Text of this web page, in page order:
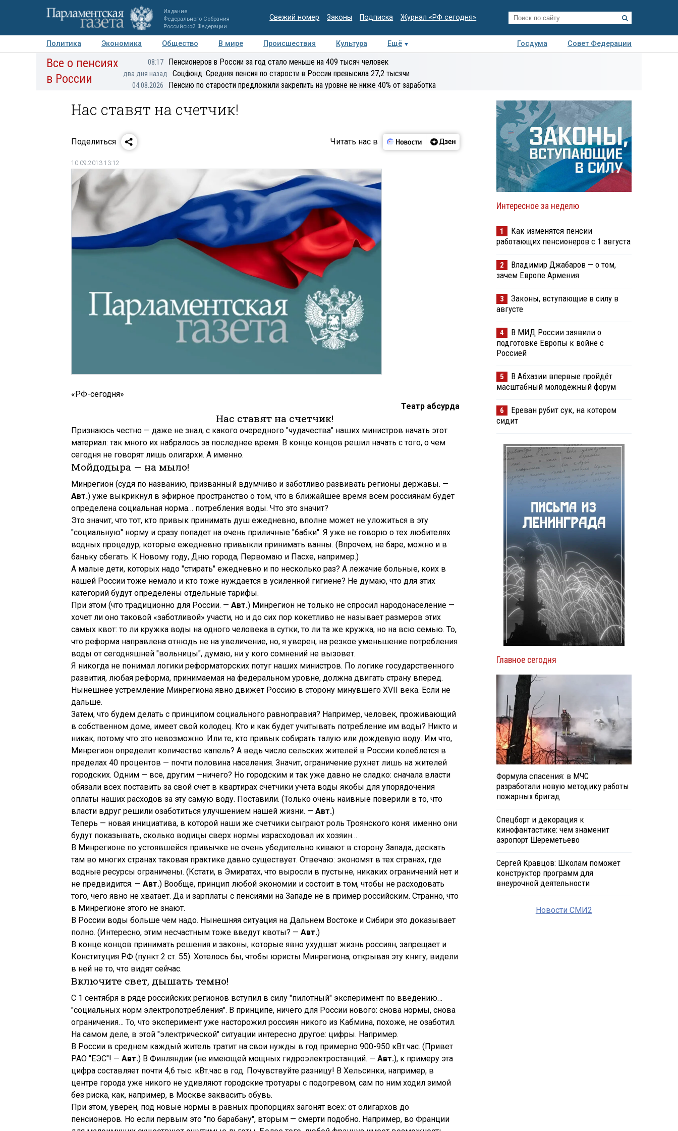
Издание
Федерального Собрания
Российской Федерации
Свежий номер Законы Подписка Журнал «РФ сегодня»
Политика Экономика Общество В мире Происшествия Культура Ещё Госдума
Совет Федерации
Авторы Персоны Мнения Регионы Медиацентр Интервью Колумнисты
Все о пенсиях
в России
08:17 Пенсионеров в России за год стало меньше на 409 тысяч человек
два дня назад Соцфонд: Средняя пенсия по старости в России превысила 27,2 тысячи
04.08.2026 Пенсию по старости предложили закрепить на уровне не ниже 40% от заработка
Нас ставят на счетчик!
Поделиться Читать нас в
10.09.2013 13:12
«РФ-сегодня»
Театр абсурда
Нас ставят на счетчик!
Признаюсь честно — даже не знал, с какого очередного "чудачества" наших министров начать этот
материал: так много их набралось за последнее время. В конце концов решил начать с того, о чем
сегодня не говорят лишь олигархи. А именно.
Мойдодыра — на мыло!
Минрегион (судя по названию, призванный вдумчиво и заботливо развивать регионы державы. —
Авт.) уже выкрикнул в эфирное пространство о том, что в ближайшее время всем россиянам будет
определена социальная норма… потребления воды. Что это значит?
Это значит, что тот, кто привык принимать душ ежедневно, вполне может не уложиться в эту
"социальную" норму и сразу попадет на очень приличные "бабки". Я уже не говорю о тех любителях
водных процедур, которые ежедневно привыкли принимать ванны. (Впрочем, не баре, можно и в
баньку сбегать. К Новому году, Дню города, Первомаю и Пасхе, например.)
А малые дети, которых надо "стирать" ежедневно и по несколько раз? А лежачие больные, коих в
нашей России тоже немало и кто тоже нуждается в усиленной гигиене? Не думаю, что для этих
категорий будут определены отдельные тарифы.
При этом (что традиционно для России. — Авт.) Минрегион не только не спросил народонаселение —
хочет ли оно таковой «заботливой» участи, но и до сих пор кокетливо не называет размеров этих
самых квот: то ли кружка воды на одного человека в сутки, то ли та же кружка, но на всю семью. То,
что реформа направлена отнюдь не на увеличение, но, я уверен, на резкое уменьшение потребления
воды от сегодняшней "вольницы", думаю, ни у кого сомнений не вызовет.
Я никогда не понимал логики реформаторских потуг наших министров. По логике государственного
развития, любая реформа, принимаемая на федеральном уровне, должна двигать страну вперед.
Нынешнее устремление Минрегиона явно движет Россию в сторону минувшего XVII века. Если не
дальше.
Затем, что будем делать с принципом социального равноправия? Например, человек, проживающий
в собственном доме, имеет свой колодец. Кто и как будет учитывать потребление им воды? Никто и
никак, потому что это невозможно. Или те, кто привык собирать талую или дождевую воду. Им что,
Минрегион определит количество капель? А ведь число сельских жителей в России колеблется в
пределах 40 процентов — почти половина населения. Значит, ограничение рухнет лишь на жителей
городских. Одним — все, другим —ничего? Но городским и так уже давно не сладко: сначала власти
обязали всех поставить за свой счет в квартирах счетчики учета воды якобы для упорядочения
оплаты наших расходов за эту самую воду. Поставили. (Только очень наивные поверили в то, что
власти вдруг решили озаботиться улучшением нашей жизни. — Авт.)
Теперь — новая инициатива, в которой наши же счетчики сыграют роль Троянского коня: именно они
будут показывать, сколько водицы сверх нормы израсходовал их хозяин…
В Минрегионе по устоявшейся привычке не очень убедительно кивают в сторону Запада, дескать
там во многих странах таковая практике давно существует. Отвечаю: экономят в тех странах, где
водные ресурсы ограничены. (Кстати, в Эмиратах, что выросли в пустыне, никаких ограничений нет и
не предвидится. — Авт.) Вообще, принцип любой экономии и состоит в том, чтобы не расходовать
того, чего явно не хватает. Да и зарплаты с пенсиями на Западе не в пример российским. Странно, что
в Минрегионе этого не знают.
В России воды больше чем надо. Нынешняя ситуация на Дальнем Востоке и Сибири это доказывает
полно. (Интересно, этим несчастным тоже введут квоты? — Авт.)
В конце концов принимать решения и законы, которые явно ухудшат жизнь россиян, запрещает и
Конституция РФ (пункт 2 ст. 55). Хотелось бы, чтобы юристы Минрегиона, открывая эту книгу, видели
в ней не то, что видят сейчас.
Включите свет, дышать темно!
С 1 сентября в ряде российских регионов вступил в силу "пилотный" эксперимент по введению…
"социальных норм электропотребления". В принципе, ничего для России нового: снова нормы, снова
ограничения… То, что эксперимент уже насторожил россиян никого из Кабмина, похоже, не озаботил.
На самом деле, в этой "электрической" ситуации интересно другое: цифры. Например.
В России в среднем каждый житель тратит на свои нужды в год примерно 900-950 кВт.час. (Привет
РАО "ЕЭС"! — Авт.) В Финляндии (не имеющей мощных гидроэлектростанций. — Авт.), к примеру эта
цифра составляет почти 4,6 тыс. кВт.час в год. Почувствуйте разницу! В Хельсинки, например, в
центре города уже никого не удивляют городские тротуары с подогревом, сам по ним ходил зимой
без риска, как, например, в Москве заквасить обувь.
При этом, уверен, под новые нормы в равных пропорциях загонят всех: от олигархов до
пенсионеров. Но если первым это "по барабану", вторым — смерти подобно. Например, во Франции
Интересное за неделю
1
Как изменятся пенсии
работающих пенсионеров с 1 августа
2
Владимир Джабаров — о том,
зачем Европе Армения
3
Законы, вступающие в силу в
августе
4
В МИД России заявили о
подготовке Европы к войне с
Россией
5
В Абхазии впервые пройдёт
масштабный молодёжный форум
6
Ереван рубит сук, на котором
сидит
Главное сегодня
Формула спасения: в МЧС
разработали новую методику работы
пожарных бригад
Спецборт и декорация к
кинофантастике: чем знаменит
аэропорт Шереметьево
Сергей Кравцов: Школам поможет
конструктор программ для
внеурочной деятельности
Новости СМИ2